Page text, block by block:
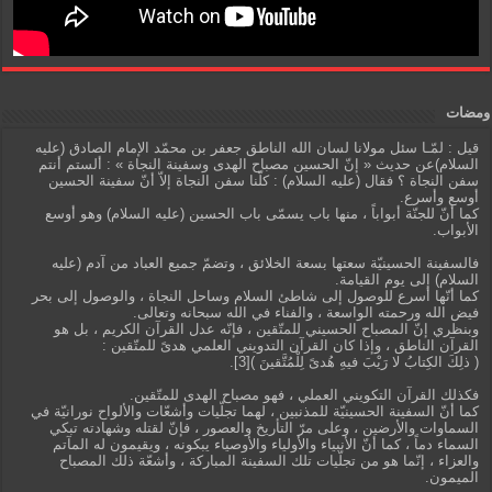
ومضات
قيل : لمّـا سئل مولانا لسان الله الناطق جعفر بن محمّد الإمام الصادق (عليه
السلام)عن حديث « إنّ الحسين مصباح الهدى وسفينة النجاة » : ألستم أنتم
سفن النجاة ؟ فقال (عليه السلام) : كلّنا سفن النجاة إلاّ أنّ سفينة الحسين
أوسع وأسرع.
كما أنّ للجنّة أبواباً ، منها باب يسمّى باب الحسين (عليه السلام) وهو أوسع
الأبواب.
فالسفينة الحسينيّة سعتها بسعة الخلائق ، وتضمّ جميع العباد من آدم (عليه
السلام) إلى يوم القيامة.
كما أنّها أسرع للوصول إلى شاطئ السلام وساحل النجاة ، والوصول إلى بحر
فيض الله ورحمته الواسعة ، والفناء في الله سبحانه وتعالى.
وبنظري إنّ المصباح الحسيني للمتّقين ، فإنّه عدل القرآن الكريم ، بل هو
القرآن الناطق ، وإذا كان القرآن التدويني العلمي هدىً للمتّقين :
( ذلِكَ الكِتابُ لا رَيْبَ فيهِ هُدىً لِلْمُتَّقينَ )[3].
فكذلك القرآن التكويني العملي ، فهو مصباح الهدى للمتّقين.
كما أنّ السفينة الحسينيّة للمذنبين ، لهما تجلّيات وأشعّات والألواح نورانيّة في
السماوات والأرضين ، وعلى مرّ التأريخ والعصور ، فإنّ لقتله وشهادته تبكي
السماء دماً ، كما أنّ الأنبياء والأولياء والأوصياء يبكونه ، ويقيمون له المآتم
والعزاء ، إنّما هو من تجلّيات تلك السفينة المباركة ، وأشعّة ذلك المصباح
الميمون.